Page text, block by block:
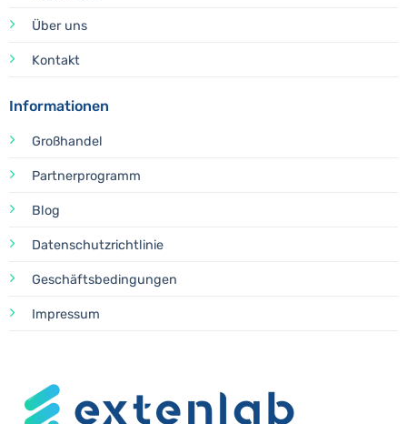
Über uns
Kontakt
Informationen
Großhandel
Partnerprogramm
Blog
Datenschutzrichtlinie
Geschäftsbedingungen
Impressum